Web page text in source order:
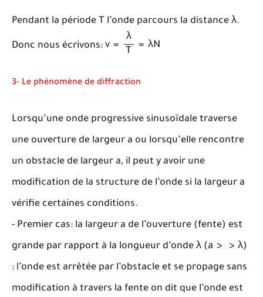
Pendant la période T l’onde parcours la distance λ
λ .
Donc nous écrivons: v =
λ
T
= λN
=
3- Le phénomène de diffraction
Lorsqu’une onde progressive sinusoïdale traverse
une ouverture de largeur a ou lorsqu’elle rencontre
un obstacle de largeur a, il peut y avoir une
modification de la structure de l’onde si la largeur a
vérifie certaines conditions.
- Premier cas: la largeur a de l’ouverture (fente) est
grande par rapport à la longueur d’onde λ
λ (a > > λ)
(a >> )
: l’onde est arrêtée par l’obstacle et se propage sans
modification à travers la fente on dit que l’onde est